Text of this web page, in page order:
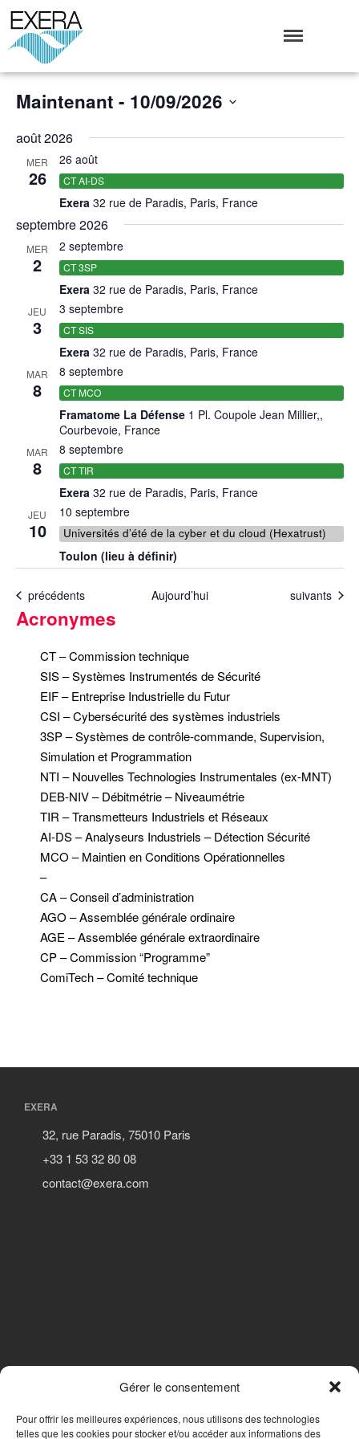
Gérer le consentement
Pour offrir les meilleures expériences, nous utilisons des technologies
telles que les cookies pour stocker et/ou accéder aux informations des
Qui sommes-nous ?
Devenir Membre de l’Exera
Opérations
Affaires
Evénements publics
Commissions techniques
Publications
Rapports en ligne (Abonnés)
Galerie
Newsletters (EN)
Demande d’inscription comme
Connexion
Association des EXploitants d'Equipements de mesure,
Maintenant - 10/09/2026
une
date.
août 2026
MER
26
26 août
CT AI-DS
Exera 32 rue de Paradis, Paris, France
septembre 2026
MER
2
2 septembre
CT 3SP
Exera 32 rue de Paradis, Paris, France
JEU
3
3 septembre
CT SIS
Exera 32 rue de Paradis, Paris, France
MAR
8
8 septembre
CT MCO
Framatome La Défense 1 Pl. Coupole Jean Millier,,
Courbevoie, France
MAR
8
8 septembre
CT TIR
Exera 32 rue de Paradis, Paris, France
JEU
10
10 septembre
Universités d’été de la cyber et du cloud (Hexatrust)
Toulon (lieu à définir)
Événements
précédents Aujourd’hui Événements
suivants
Acronymes
CT – Commission technique
SIS – Systèmes Instrumentés de Sécurité
EIF – Entreprise Industrielle du Futur
CSI – Cybersécurité des systèmes industriels
3SP – Systèmes de contrôle-commande, Supervision,
Simulation et Programmation
NTI – Nouvelles Technologies Instrumentales (ex-MNT)
DEB-NIV – Débitmétrie – Niveaumétrie
TIR – Transmetteurs Industriels et Réseaux
AI-DS – Analyseurs Industriels – Détection Sécurité
MCO – Maintien en Conditions Opérationnelles
–
CA – Conseil d’administration
AGO – Assemblée générale ordinaire
AGE – Assemblée générale extraordinaire
CP – Commission “Programme”
ComiTech – Comité technique
EXERA
32, rue Paradis, 75010 Paris
+33 1 53 32 80 08
contact@exera.com